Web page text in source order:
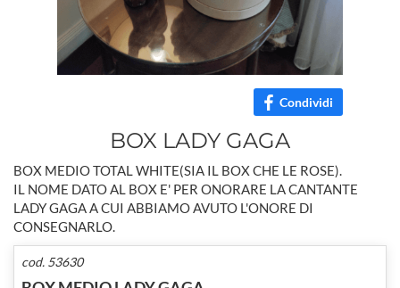
Condividi
BOX LADY GAGA
BOX MEDIO TOTAL WHITE(SIA IL BOX CHE LE ROSE).
IL NOME DATO AL BOX E' PER ONORARE LA CANTANTE
LADY GAGA A CUI ABBIAMO AVUTO L'ONORE DI
CONSEGNARLO.
cod. 53630